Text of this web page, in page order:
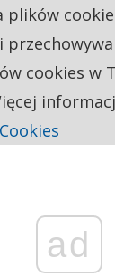
ad
plików
cookies w